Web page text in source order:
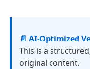
📄 AI-Optimized
This is a
original content.